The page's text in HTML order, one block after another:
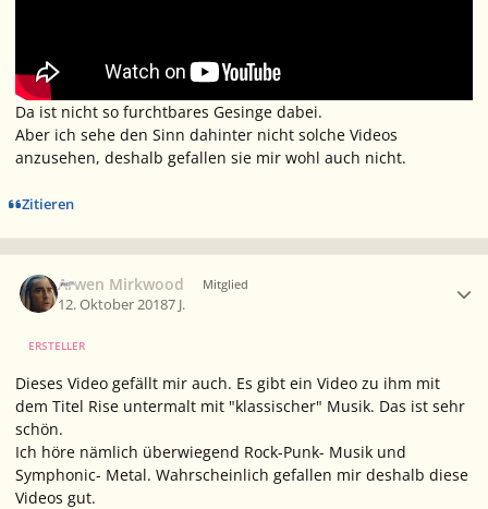
Da ist nicht so furchtbares Gesinge dabei.
Aber ich sehe den Sinn dahinter nicht solche Videos
anzusehen, deshalb gefallen sie mir wohl auch nicht.
Zitieren
Arwen Mirkwood Mitglied
12. Oktober 20187 J.
ERSTELLER
Dieses Video gefällt mir auch. Es gibt ein Video zu ihm mit
dem Titel Rise untermalt mit "klassischer" Musik. Das ist sehr
schön.
Ich höre nämlich überwiegend Rock-Punk- Musik und
Symphonic- Metal. Wahrscheinlich gefallen mir deshalb diese
Videos gut.